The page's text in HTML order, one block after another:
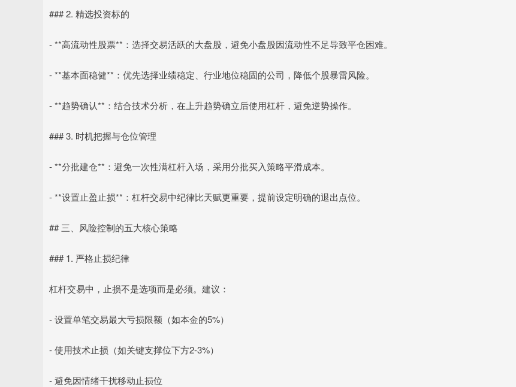
### 2. 精选投资标的
- **高流动性股票**：选择交易活跃的大盘股，避免小盘股因流动性不足导致平仓困难。
- **基本面稳健**：优先选择业绩稳定、行业地位稳固的公司，降低个股暴雷风险。
- **趋势确认**：结合技术分析，在上升趋势确立后使用杠杆，避免逆势操作。
### 3. 时机把握与仓位管理
- **分批建仓**：避免一次性满杠杆入场，采用分批买入策略平滑成本。
- **设置止盈止损**：杠杆交易中纪律比天赋更重要，提前设定明确的退出点位。
## 三、风险控制的五大核心策略
### 1. 严格止损纪律
杠杆交易中，止损不是选项而是必须。建议：
- 设置单笔交易最大亏损限额（如本金的5%）
- 使用技术止损（如关键支撑位下方2-3%）
- 避免因情绪干扰移动止损位